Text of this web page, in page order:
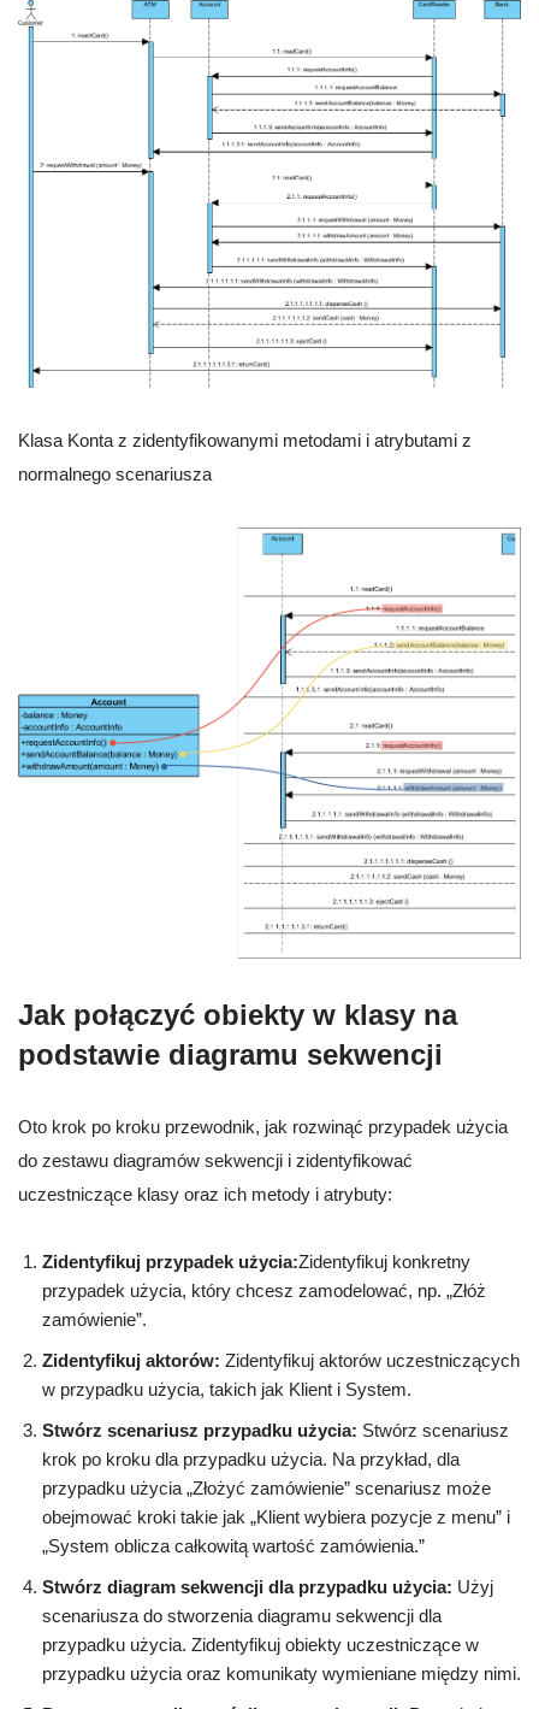
Klasa Konta z zidentyfikowanymi metodami i atrybutami z
normalnego scenariusza
Jak połączyć obiekty w klasy na
podstawie diagramu sekwencji
Oto krok po kroku przewodnik, jak rozwinąć przypadek użycia
do zestawu diagramów sekwencji i zidentyfikować
uczestniczące klasy oraz ich metody i atrybuty:
Zidentyfikuj przypadek użycia:Zidentyfikuj konkretny
przypadek użycia, który chcesz zamodelować, np. „Złóż
zamówienie”.
Zidentyfikuj aktorów: Zidentyfikuj aktorów uczestniczących
w przypadku użycia, takich jak Klient i System.
Stwórz scenariusz przypadku użycia: Stwórz scenariusz
krok po kroku dla przypadku użycia. Na przykład, dla
przypadku użycia „Złożyć zamówienie” scenariusz może
obejmować kroki takie jak „Klient wybiera pozycje z menu” i
„System oblicza całkowitą wartość zamówienia.”
Stwórz diagram sekwencji dla przypadku użycia: Użyj
scenariusza do stworzenia diagramu sekwencji dla
przypadku użycia. Zidentyfikuj obiekty uczestniczące w
przypadku użycia oraz komunikaty wymieniane między nimi.